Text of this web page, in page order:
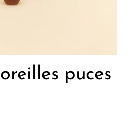
puces